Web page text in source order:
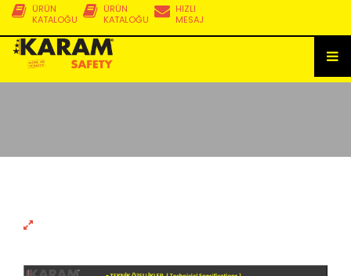
HIZLI
MESAJ
ÜRÜN
KATALOĞU
ÜRÜN
KATALOĞU